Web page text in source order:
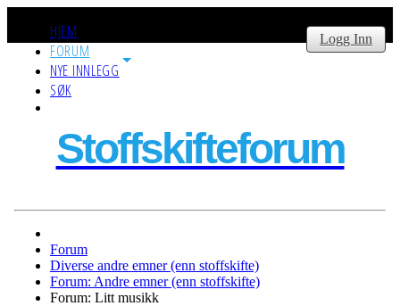
HJEM
FORUM
NYE INNLEGG
SØK
Logg Inn
Stoffskifteforum
Forum
Diverse andre emner (enn stoffskifte)
Forum: Andre emner (enn stoffskifte)
Forum: Litt musikk